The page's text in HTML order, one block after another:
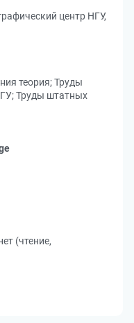
центр НГУ,
теория; Труды
Труды штатных
(чтение,